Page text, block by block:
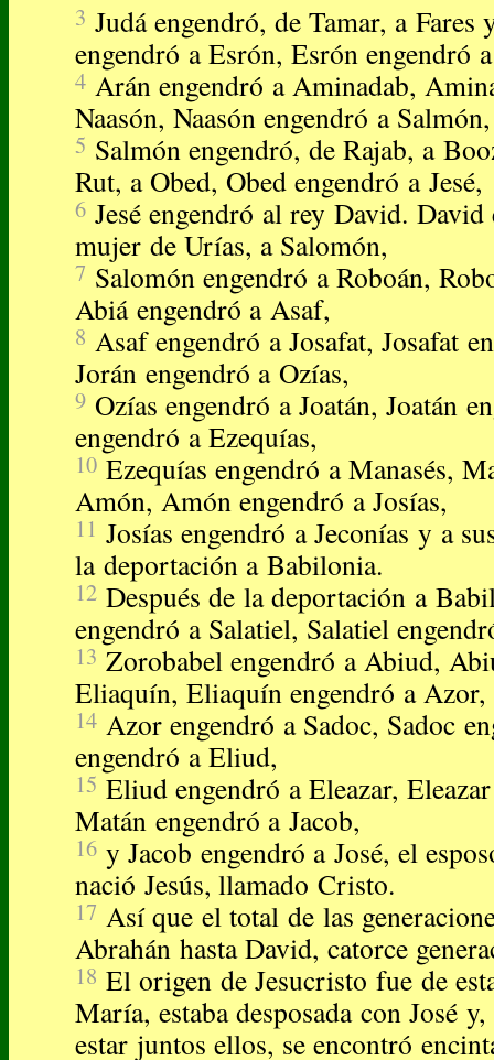
3 Judá engendró, de Tamar, a Fares
engendró a Esrón, Esrón engendró
4 Arán engendró a Aminadab,
Naasón, Naasón engendró a Salmón,
5 Salmón engendró, de Rajab, a
Rut, a Obed, Obed engendró a Jesé,
6 Jesé engendró al rey David. David
mujer de Urías, a Salomón,
7 Salomón engendró a Roboán,
Abiá engendró a Asaf,
8 Asaf engendró a Josafat, Josafat
Jorán engendró a Ozías,
9 Ozías engendró a Joatán, Joatán
engendró a Ezequías,
10 Ezequías engendró a Manasés,
Amón, Amón engendró a Josías,
11 Josías engendró a Jeconías y a
la deportación a Babilonia.
12 Después de la deportación a
engendró a Salatiel, Salatiel
13 Zorobabel engendró a Abiud,
Eliaquín, Eliaquín engendró a Azor,
14 Azor engendró a Sadoc, Sadoc
engendró a Eliud,
15 Eliud engendró a Eleazar,
Matán engendró a Jacob,
16 y Jacob engendró a José, el
nació Jesús, llamado Cristo.
17 Así que el total de las
Abrahán hasta David, catorce
18 El origen de Jesucristo fue de
María, estaba desposada con José
estar juntos ellos, se encontró